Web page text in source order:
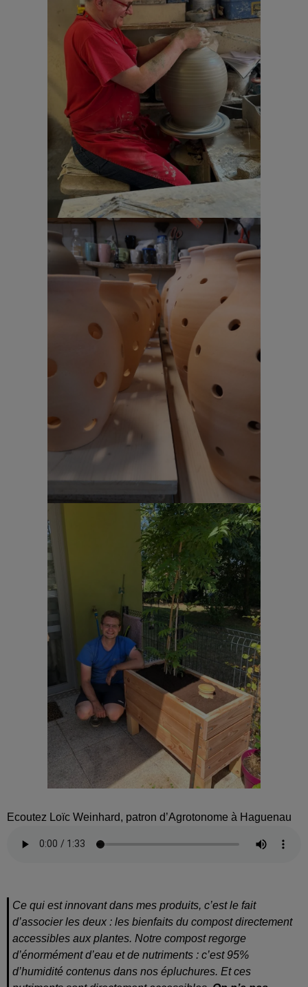
Ecoutez Loïc Weinhard, patron d’Agrotonome à Haguenau
Ce qui est innovant dans mes produits, c’est le fait
d’associer les deux : les bienfaits du compost directement
accessibles aux plantes. Notre compost regorge
d’énormément d’eau et de nutriments : c’est 95%
d’humidité contenus dans nos épluchures. Et ces